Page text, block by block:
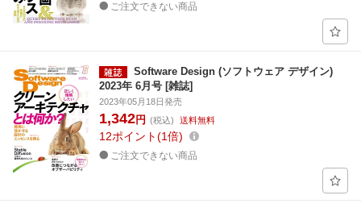
ご注文できない商品
Software Design (ソフトウェア デザイン)
2023年 6月号 [雑誌]
2023年05月18日発売
1,342円 (税込) 送料無料
12ポイント 1倍
ご注文できない商品